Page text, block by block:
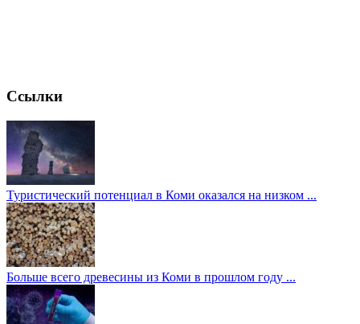
Ссылки
Туристический потенциал в Коми оказался на низком ...
Больше всего древесины из Коми в прошлом году ...